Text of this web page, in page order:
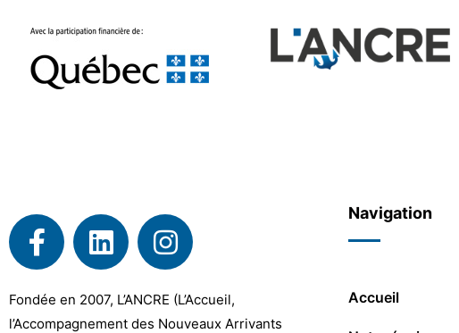
Fondée en 2007, L’ANCRE (L’Accueil,
l’Accompagnement des Nouveaux Arrivants
Navigation
Accueil